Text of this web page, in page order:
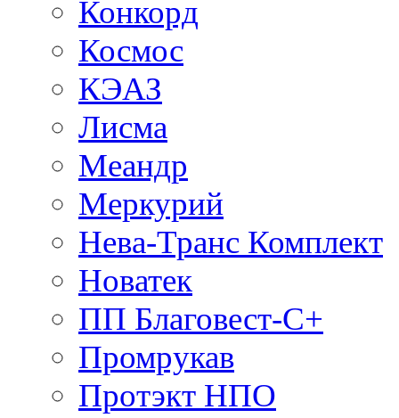
Конкорд
Космос
КЭАЗ
Лисма
Меандр
Меркурий
Нева-Транс Комплект
Новатек
ПП Благовест-С+
Промрукав
Протэкт НПО